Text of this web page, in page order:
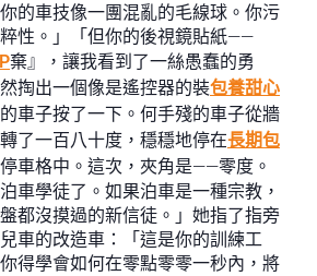
的車技像一團混亂的毛線球。你污
性。」「但你的後視鏡貼紙——
棄』，讓我看到了一絲愚蠢的勇
掏出一個像是遙控器的裝包養甜心
車子按了一下。何手殘的車子從牆
了一百八十度，穩穩地停在長期包
車格中。這次，夾角是——零度。
車學徒了。如果泊車是一種宗教，
都沒摸過的新信徒。」她指了指旁
車的改造車：「這是你的訓練工
得學會如何在零點零零一秒內，將